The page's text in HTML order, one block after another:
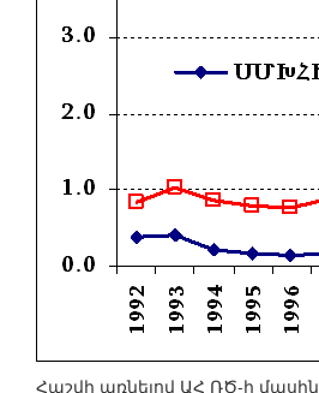
Հաշվի առնելով ԱՀ ՌԾ-ի